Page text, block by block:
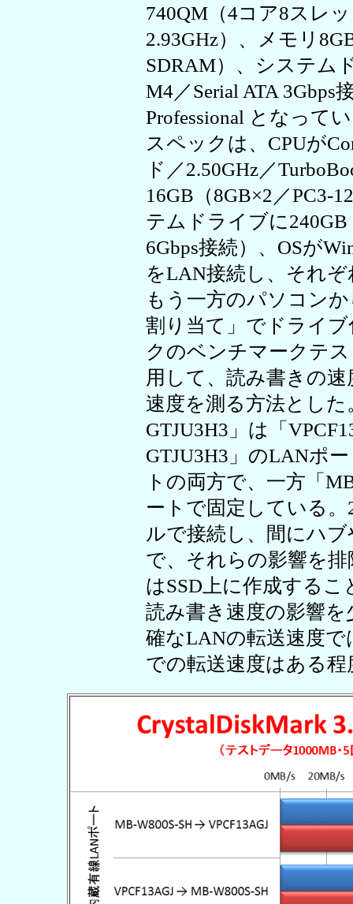
740QM（4コア8スレ
2.93GHz）、メモリ
SDRAM）、システム
M4／Serial ATA 3Gbps
Professional となって
スペックは、CPUが
ド／2.50GHz／
16GB（8GB×2／PC3-
テムドライブに240GB
6Gbps接続）、OSが
をLAN接続し、それ
もう一方のパソコン
割り当て」でドライ
クのベンチマークテス
用して、読み書きの
速度を測る方法とし
GTJU3H3」は「
GTJU3H3」のLANポ
トの両方で、一方「
ートで固定している
ルで接続し、間にハ
で、それらの影響を
はSSD上に作成する
読み書き速度の影響
確なLANの転送速度
での転送速度はある